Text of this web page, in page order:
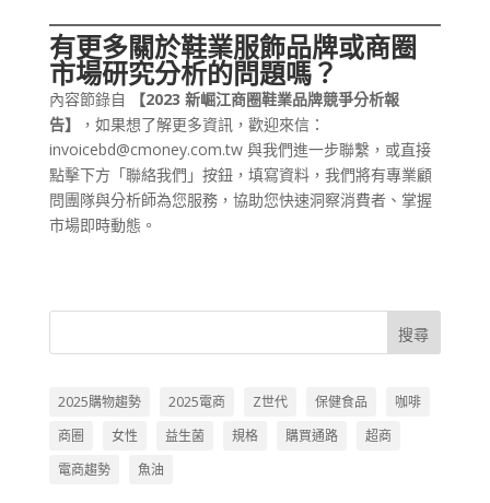
有更多關於鞋業服飾品牌或商圈
市場研究分析的問題嗎？
內容節錄自
【2023 新崛江商圈鞋業品牌競爭分析報
告】
，如果想了解更多資訊，歡迎來信：
invoicebd@cmoney.com.tw 與我們進一步聯繫，或直接
點擊下方「聯絡我們」按鈕，填寫資料，我們將有專業顧
問團隊與分析師為您服務，協助您快速洞察消費者、掌握
市場即時動態。
搜尋
2025購物趨勢 2025電商 Z世代 保健食品
咖啡
商圈
女性 益生菌 規格 購買通路
超商
電商趨勢
魚油